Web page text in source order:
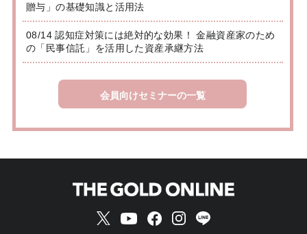
贈与」の基礎知識と活用法
08/14 認知症対策には絶対的な効果！ 金融資産家のため
の「民事信託」を活用した資産承継方法
会員向けセミナーの一覧